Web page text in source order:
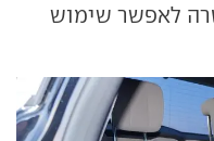
של 10-25%, במטרה לאפשר שימוש